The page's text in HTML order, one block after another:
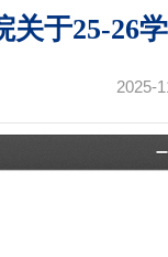
关于25-26
2025-